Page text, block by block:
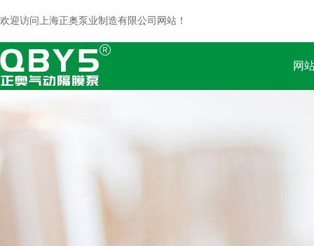
欢迎访问上海正奥泵业制造有限公司网站！
网